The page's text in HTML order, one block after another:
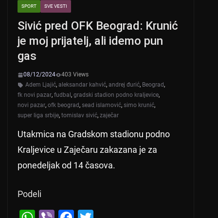
SPORT SVE VESTI
Sivić pred OFK Beograd: Krunić
je moj prijatelj, ali idemo pun
gas
08/12/2024
403 Views
Adem Ljajić, aleksandar kahvić, andrej đurić, Beograd,
fk novi pazar, fudbal , gradski stadion podno kraljevice,
novi pazar, ofk beograd, sead islamović, simo krunić,
super liga srbije, tomislav sivić, zaječar
Utakmica na Gradskom stadionu podno
Kraljevice u Zaječaru zakazana je za
ponedeljak od 14 časova.
Podeli